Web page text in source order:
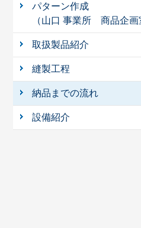
パターン作成
（山口 事業所 商品企画
取扱製品紹介
縫製工程
納品までの流れ
設備紹介